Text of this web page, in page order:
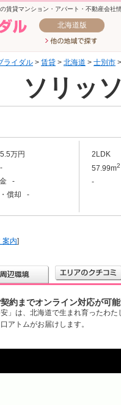
賃貸マンション・アパート・不動産会社
北海道版
ライダル > 賃貸 > 北海道 > 士別市
ソリッ
5.5万円
-
-
償却 -
2LDK
57.99m2
-
案内]
約までオンライン対応が可
」は、北海道で生まれ育ったわ
アトムがお届けします。